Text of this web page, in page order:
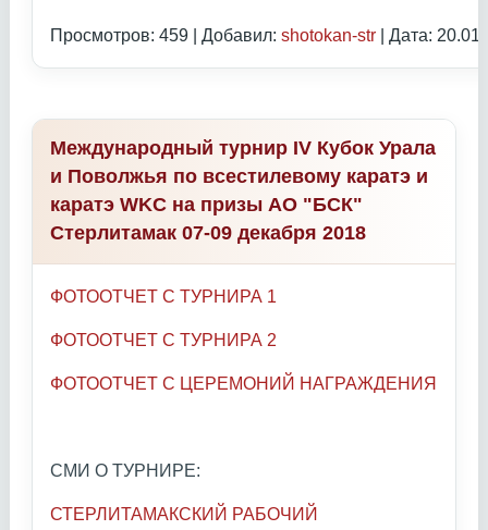
Просмотров: 459 | Добавил: shotokan-str | Дата:
Международный турнир IV Кубок Урала
и Поволжья по всестилевому каратэ и
каратэ WKC на призы АО "БСК"
Стерлитамак 07-09 декабря 2018
ФОТООТЧЕТ С ТУРНИРА 1
ФОТООТЧЕТ С ТУРНИРА 2
ФОТООТЧЕТ С ЦЕРЕМОНИЙ НАГРАЖДЕНИЯ
СМИ О ТУРНИРЕ:
СТЕРЛИТАМАКСКИЙ РАБОЧИЙ